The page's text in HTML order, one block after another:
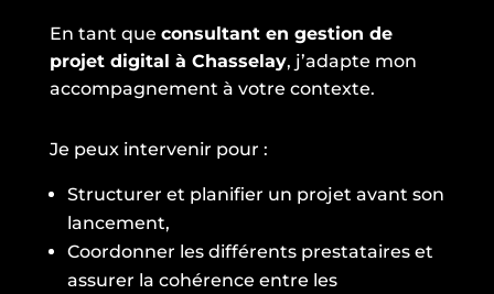
En tant que consultant en gestion de
projet digital à Chasselay, j’adapte mon
accompagnement à votre contexte.
Je peux intervenir pour :
Structurer et planifier un projet avant son
lancement,
Coordonner les différents prestataires et
assurer la cohérence entre les